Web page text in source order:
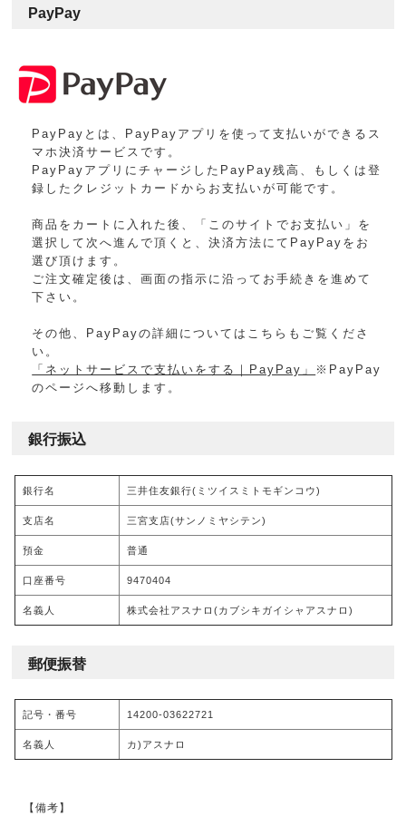
PayPay
PayPayとは、PayPayアプリを使って支払いができるス
マホ決済サービスです。
PayPayアプリにチャージしたPayPay残高、もしくは登
録したクレジットカードからお支払いが可能です。
商品をカートに入れた後、「このサイトでお支払い」を
選択して次へ進んで頂くと、決済方法にてPayPayをお
選び頂けます。
ご注文確定後は、画面の指示に沿ってお手続きを進めて
下さい。
その他、PayPayの詳細についてはこちらもご覧くださ
い。
「ネットサービスで支払いをする｜PayPay」
※PayPay
のページへ移動します。
銀行振込
銀行名 三井住友銀行(ミツイスミトモギンコウ)
支店名 三宮支店(サンノミヤシテン)
預金 普通
口座番号 9470404
名義人 株式会社アスナロ(カブシキガイシャアスナロ)
郵便振替
記号・番号 14200-03622721
名義人 カ)アスナロ
【備考】